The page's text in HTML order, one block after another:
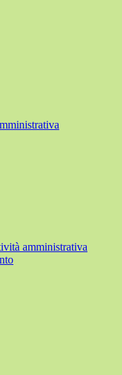
amministrativa